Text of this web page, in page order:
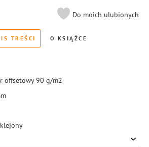
Do moich ulubionych
TREŚCI O KSIĄŻCE
offsetowy 90 g/m2
7